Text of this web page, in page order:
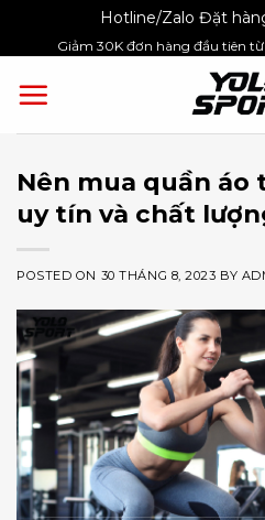
Hotline/Zalo Đặt
Giảm 30K đơn hàng đầu tiên
Nên mua quần áo
uy tín và chất
POSTED ON 30 THÁNG 8, 2023 BY